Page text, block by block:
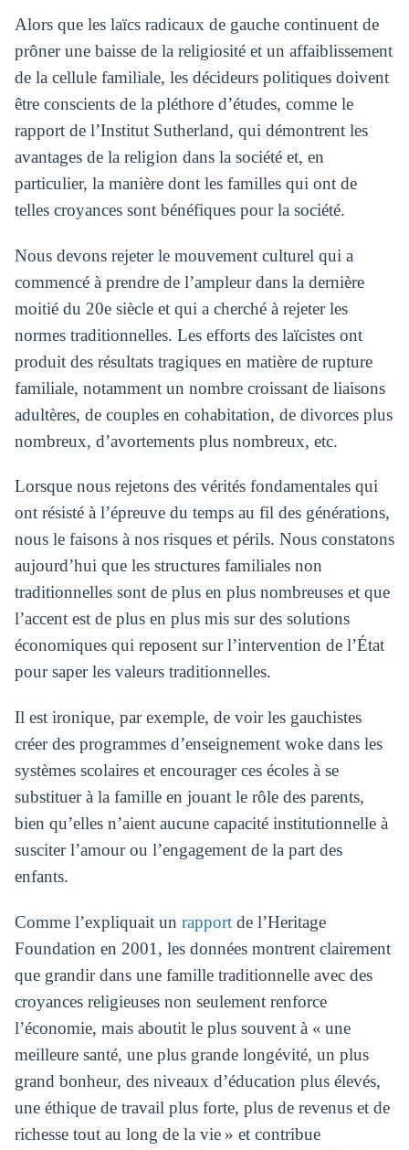
Alors que les laïcs radicaux de gauche continuent de
prôner une baisse de la religiosité et un affaiblissement
de la cellule familiale, les décideurs politiques doivent
être conscients de la pléthore d’études, comme le
rapport de l’Institut Sutherland, qui démontrent les
avantages de la religion dans la société et, en
particulier, la manière dont les familles qui ont de
telles croyances sont bénéfiques pour la société.
Nous devons rejeter le mouvement culturel qui a
commencé à prendre de l’ampleur dans la dernière
moitié du 20e siècle et qui a cherché à rejeter les
normes traditionnelles. Les efforts des laïcistes ont
produit des résultats tragiques en matière de rupture
familiale, notamment un nombre croissant de liaisons
adultères, de couples en cohabitation, de divorces plus
nombreux, d’avortements plus nombreux, etc.
Lorsque nous rejetons des vérités fondamentales qui
ont résisté à l’épreuve du temps au fil des générations,
nous le faisons à nos risques et périls. Nous constatons
aujourd’hui que les structures familiales non
traditionnelles sont de plus en plus nombreuses et que
l’accent est de plus en plus mis sur des solutions
économiques qui reposent sur l’intervention de l’État
pour saper les valeurs traditionnelles.
Il est ironique, par exemple, de voir les gauchistes
créer des programmes d’enseignement woke dans les
systèmes scolaires et encourager ces écoles à se
substituer à la famille en jouant le rôle des parents,
bien qu’elles n’aient aucune capacité institutionnelle à
susciter l’amour ou l’engagement de la part des
enfants.
Comme l’expliquait un rapportde l’Heritage
Foundation en 2001, les données montrent clairement
que grandir dans une famille traditionnelle avec des
croyances religieuses non seulement renforce
l’économie, mais aboutit le plus souvent à « une
meilleure santé, une plus grande longévité, un plus
grand bonheur, des niveaux d’éducation plus élevés,
une éthique de travail plus forte, plus de revenus et de
richesse tout au long de la vie » et contribue